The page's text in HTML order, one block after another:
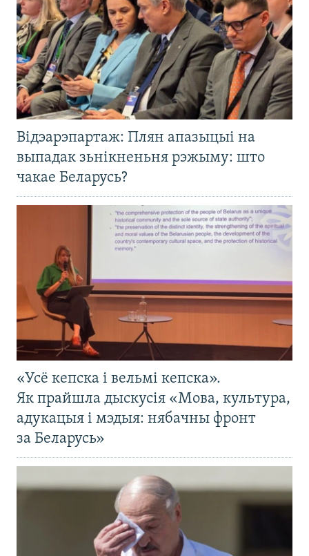
Відэарэпартаж: Плян апазыцыі на
выпадак зьнікненьня рэжыму: што
чакае Беларусь?
«Усё кепска і вельмі кепска».
Як прайшла дыскусія «Мова, культура,
адукацыя і мэдыя: нябачны фронт
за Беларусь»